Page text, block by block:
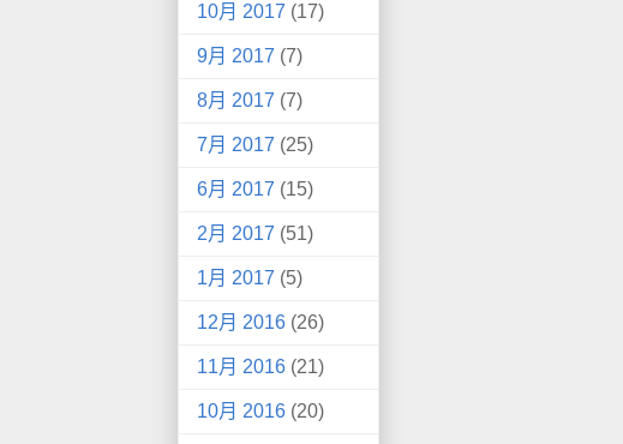
10月 2017 (17)
9月 2017 (7)
8月 2017 (7)
7月 2017 (25)
6月 2017 (15)
2月 2017 (51)
1月 2017 (5)
12月 2016 (26)
11月 2016 (21)
10月 2016 (20)